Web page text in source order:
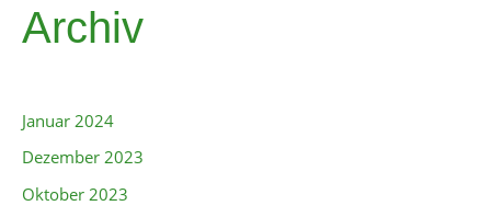
Archiv
Januar 2024
Dezember 2023
Oktober 2023